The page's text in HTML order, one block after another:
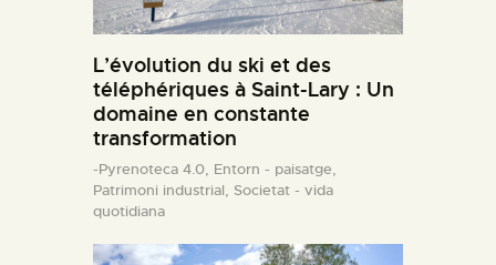
L’évolution du ski et des
téléphériques à Saint-Lary : Un
domaine en constante
transformation
-Pyrenoteca 4.0, Entorn - paisatge,
Patrimoni industrial, Societat - vida
quotidiana